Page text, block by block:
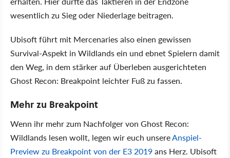
wesentlich zu Sieg oder Niederlage beitragen.
Ubisoft führt mit Mercenaries also einen gewissen
Survival-Aspekt in Wildlands ein und ebnet Spielern damit
den Weg, in dem stärker auf Überleben ausgerichteten
Ghost Recon: Breakpoint leichter Fuß zu fassen.
Mehr zu Breakpoint
Wenn ihr mehr zum Nachfolger von Ghost Recon:
Wildlands lesen wollt, legen wir euch unsereAnspiel-
Preview zu Breakpoint von der E3 2019ans Herz. Ubisoft